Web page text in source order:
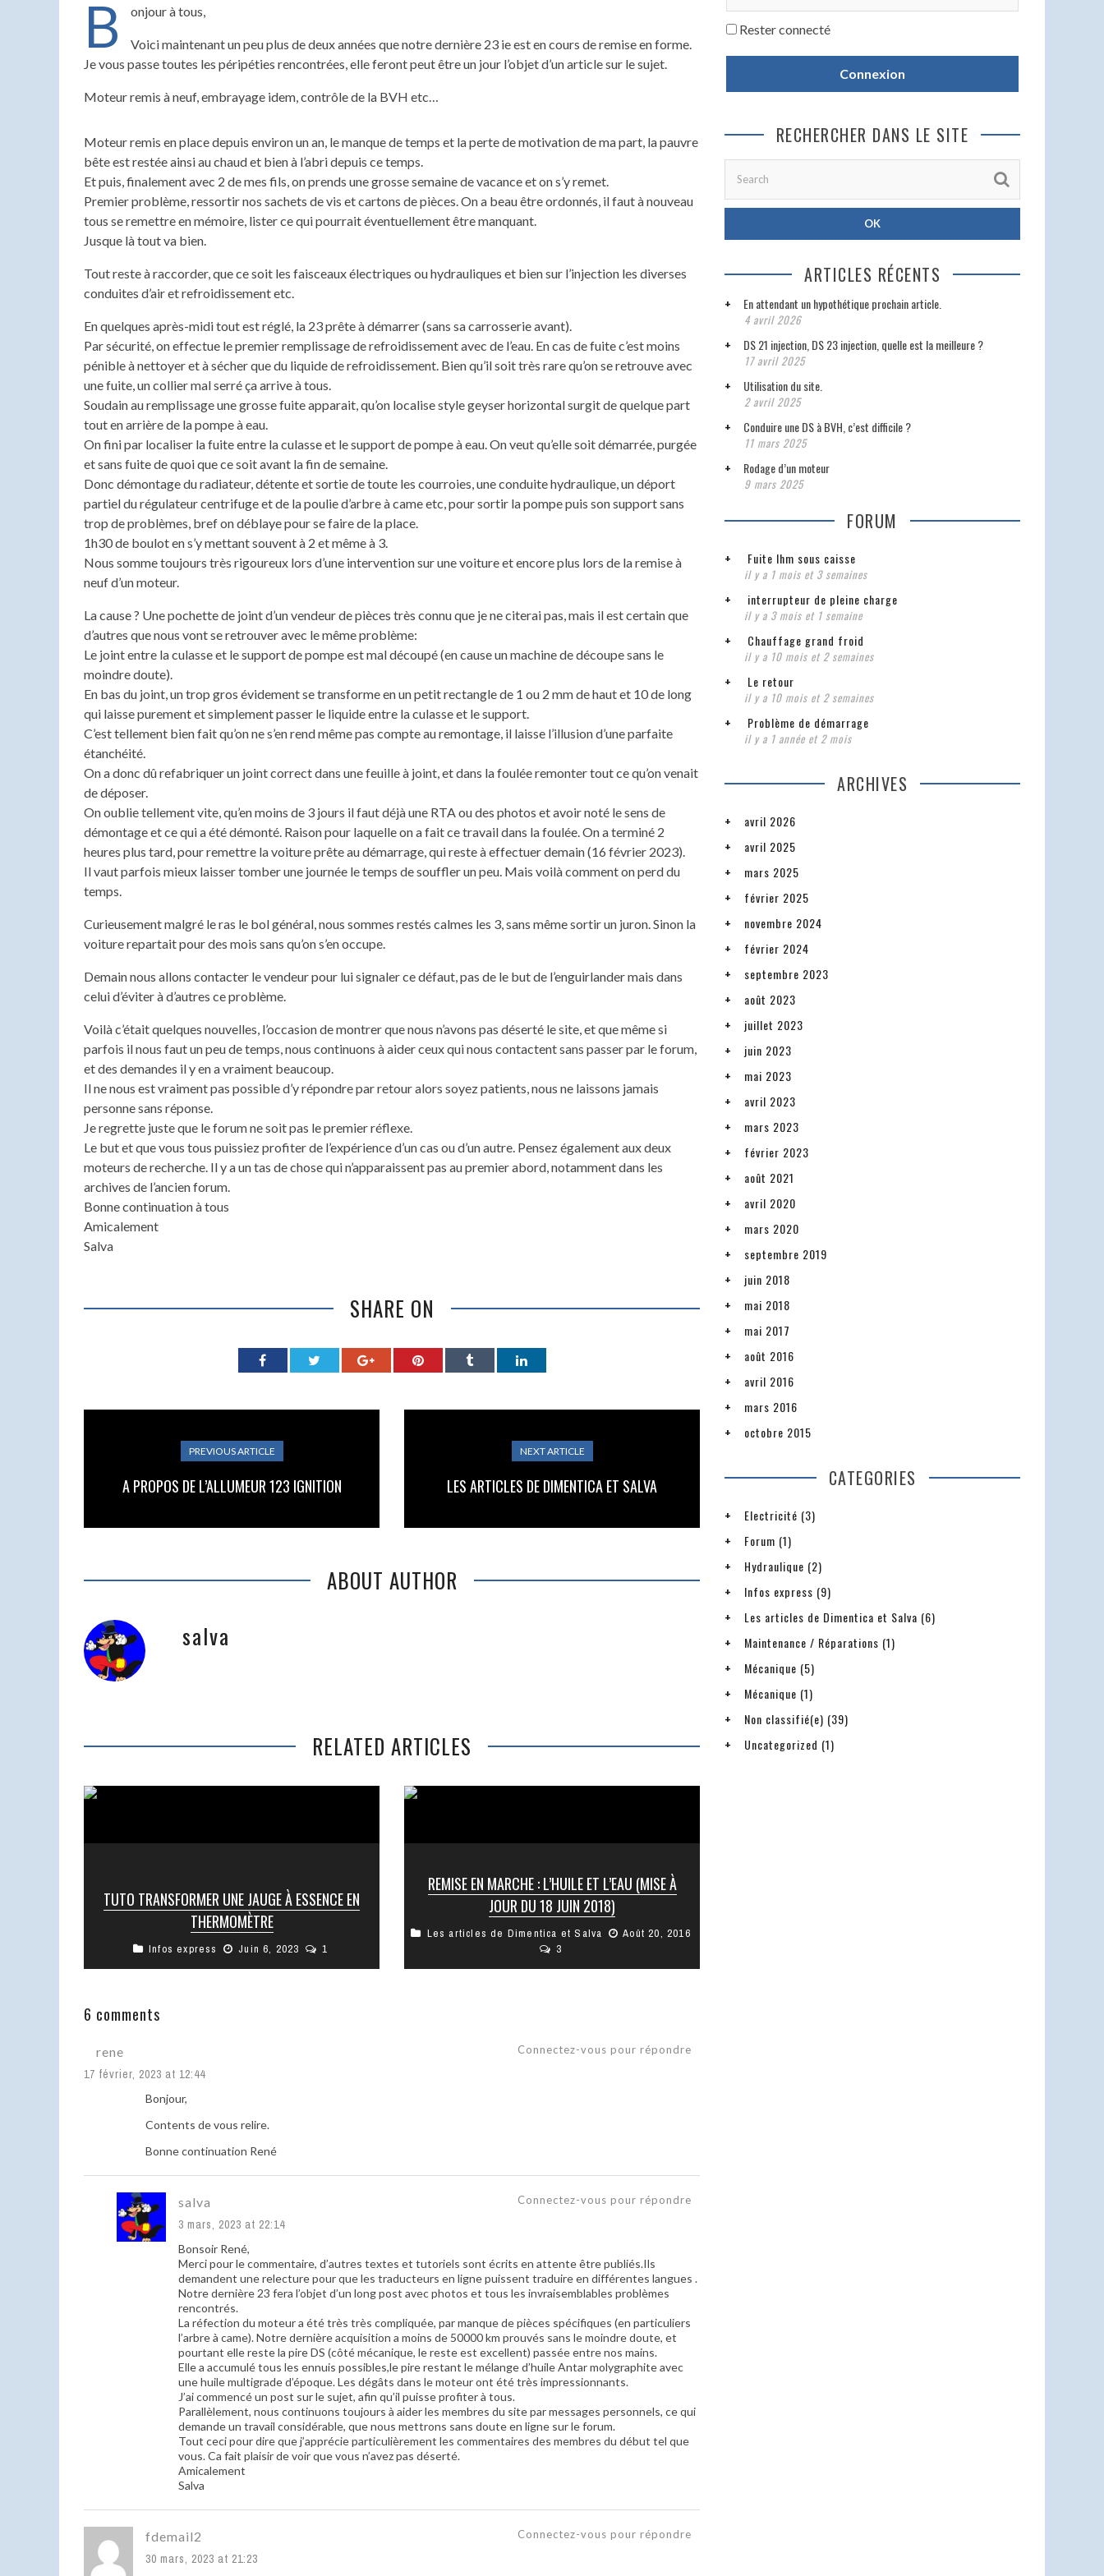
B onjour à tous,
Voici maintenant un peu plus de deux années que notre dernière 23 ie est en cours de remise en forme.
Je vous passe toutes les péripéties rencontrées, elle feront peut être un jour l’objet d’un article sur le sujet.
Moteur remis à neuf, embrayage idem, contrôle de la BVH etc…
Moteur remis en place depuis environ un an, le manque de temps et la perte de motivation de ma part, la pauvre
bête est restée ainsi au chaud et bien à l’abri depuis ce temps.
Et puis, finalement avec 2 de mes fils, on prends une grosse semaine de vacance et on s’y remet.
Premier problème, ressortir nos sachets de vis et cartons de pièces. On a beau être ordonnés, il faut à nouveau
tous se remettre en mémoire, lister ce qui pourrait éventuellement être manquant.
Jusque là tout va bien.
Tout reste à raccorder, que ce soit les faisceaux électriques ou hydrauliques et bien sur l’injection les diverses
conduites d’air et refroidissement etc.
En quelques après-midi tout est réglé, la 23 prête à démarrer (sans sa carrosserie avant).
Par sécurité, on effectue le premier remplissage de refroidissement avec de l’eau. En cas de fuite c’est moins
pénible à nettoyer et à sécher que du liquide de refroidissement. Bien qu’il soit très rare qu’on se retrouve avec
une fuite, un collier mal serré ça arrive à tous.
Soudain au remplissage une grosse fuite apparait, qu’on localise style geyser horizontal surgit de quelque part
tout en arrière de la pompe à eau.
On fini par localiser la fuite entre la culasse et le support de pompe à eau. On veut qu’elle soit démarrée, purgée
et sans fuite de quoi que ce soit avant la fin de semaine.
Donc démontage du radiateur, détente et sortie de toute les courroies, une conduite hydraulique, un déport
partiel du régulateur centrifuge et de la poulie d’arbre à came etc, pour sortir la pompe puis son support sans
trop de problèmes, bref on déblaye pour se faire de la place.
1h30 de boulot en s’y mettant souvent à 2 et même à 3.
Nous somme toujours très rigoureux lors d’une intervention sur une voiture et encore plus lors de la remise à
neuf d’un moteur.
La cause ? Une pochette de joint d’un vendeur de pièces très connu que je ne citerai pas, mais il est certain que
d’autres que nous vont se retrouver avec le même problème:
Le joint entre la culasse et le support de pompe est mal découpé (en cause un machine de découpe sans le
moindre doute).
En bas du joint, un trop gros évidement se transforme en un petit rectangle de 1 ou 2 mm de haut et 10 de long
qui laisse purement et simplement passer le liquide entre la culasse et le support.
C’est tellement bien fait qu’on ne s’en rend même pas compte au remontage, il laisse l’illusion d’une parfaite
étanchéité.
On a donc dû refabriquer un joint correct dans une feuille à joint, et dans la foulée remonter tout ce qu’on venait
de déposer.
On oublie tellement vite, qu’en moins de 3 jours il faut déjà une RTA ou des photos et avoir noté le sens de
démontage et ce qui a été démonté. Raison pour laquelle on a fait ce travail dans la foulée. On a terminé 2
heures plus tard, pour remettre la voiture prête au démarrage, qui reste à effectuer demain (16 février 2023).
Il vaut parfois mieux laisser tomber une journée le temps de souffler un peu. Mais voilà comment on perd du
temps.
Curieusement malgré le ras le bol général, nous sommes restés calmes les 3, sans même sortir un juron. Sinon la
voiture repartait pour des mois sans qu’on s’en occupe.
Demain nous allons contacter le vendeur pour lui signaler ce défaut, pas de le but de l’enguirlander mais dans
celui d’éviter à d’autres ce problème.
Voilà c’était quelques nouvelles, l’occasion de montrer que nous n’avons pas déserté le site, et que même si
parfois il nous faut un peu de temps, nous continuons à aider ceux qui nous contactent sans passer par le forum,
et des demandes il y en a vraiment beaucoup.
Il ne nous est vraiment pas possible d’y répondre par retour alors soyez patients, nous ne laissons jamais
personne sans réponse.
Je regrette juste que le forum ne soit pas le premier réflexe.
Le but et que vous tous puissiez profiter de l’expérience d’un cas ou d’un autre. Pensez également aux deux
moteurs de recherche. Il y a un tas de chose qui n’apparaissent pas au premier abord, notamment dans les
archives de l’ancien forum.
Bonne continuation à tous
Amicalement
Salva
SHARE ON
PREVIOUS ARTICLE
A PROPOS DE L’ALLUMEUR 123 IGNITION
NEXT ARTICLE
LES ARTICLES DE DIMENTICA ET SALVA
ABOUT AUTHOR
salva
RELATED ARTICLES
TUTO TRANSFORMER UNE JAUGE À ESSENCE EN
THERMOMÈTRE
Suite à la remarque d’un inscrit, à savoir Berton
(merci Gilbert) J’ai fait une erreur de débutant.
Infos express Juin 6, 2023 1
REMISE EN MARCHE : L’HUILE ET L’EAU (MISE À
JOUR DU 18 JUIN 2018)
La mise à jour est à chercher à la fin de la
première partie. Je vous conseille de lire
Les articles de Dimentica et Salva
Août 20, 2016
3
6 comments
rene
17 février, 2023 at 12:44
Connectez-vous pour répondre
Bonjour,
Contents de vous relire.
Bonne continuation René
salva
3 mars, 2023 at 22:14
Connectez-vous pour répondre
Bonsoir René,
Merci pour le commentaire, d’autres textes et tutoriels sont écrits en attente être publiés.Ils
demandent une relecture pour que les traducteurs en ligne puissent traduire en différentes langues .
Notre dernière 23 fera l’objet d’un long post avec photos et tous les invraisemblables problèmes
rencontrés.
La réfection du moteur a été très très compliquée, par manque de pièces spécifiques (en particuliers
l’arbre à came). Notre dernière acquisition a moins de 50000 km prouvés sans le moindre doute, et
pourtant elle reste la pire DS (côté mécanique, le reste est excellent) passée entre nos mains.
Elle a accumulé tous les ennuis possibles,le pire restant le mélange d’huile Antar molygraphite avec
une huile multigrade d’époque. Les dégâts dans le moteur ont été très impressionnants.
J’ai commencé un post sur le sujet, afin qu’il puisse profiter à tous.
Parallèlement, nous continuons toujours à aider les membres du site par messages personnels, ce qui
demande un travail considérable, que nous mettrons sans doute en ligne sur le forum.
Tout ceci pour dire que j’apprécie particulièrement les commentaires des membres du début tel que
vous. Ca fait plaisir de voir que vous n’avez pas déserté.
Amicalement
Salva
fdemail2
30 mars, 2023 at 21:23
Connectez-vous pour répondre
Rester connecté
Connexion
RECHERCHER DANS LE SITE
ARTICLES RÉCENTS
En attendant un hypothétique prochain article.
4 avril 2026
DS 21 injection, DS 23 injection, quelle est la meilleure ?
17 avril 2025
Utilisation du site.
2 avril 2025
Conduire une DS à BVH, c’est difficile ?
11 mars 2025
Rodage d’un moteur
9 mars 2025
FORUM
Fuite lhm sous caisse
il y a 1 mois et 3 semaines
interrupteur de pleine charge
il y a 3 mois et 1 semaine
Chauffage grand froid
il y a 10 mois et 2 semaines
Le retour
il y a 10 mois et 2 semaines
Problème de démarrage
il y a 1 année et 2 mois
ARCHIVES
avril 2026
avril 2025
mars 2025
février 2025
novembre 2024
février 2024
septembre 2023
août 2023
juillet 2023
juin 2023
mai 2023
avril 2023
mars 2023
février 2023
août 2021
avril 2020
mars 2020
septembre 2019
juin 2018
mai 2018
mai 2017
août 2016
avril 2016
mars 2016
octobre 2015
CATEGORIES
Electricité (3)
Forum (1)
Hydraulique (2)
Infos express (9)
Les articles de Dimentica et Salva (6)
Maintenance / Réparations (1)
Mécanique (5)
Mécanique (1)
Non classifié(e) (39)
Uncategorized (1)